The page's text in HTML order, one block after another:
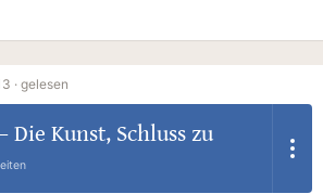
· gelesen
Die Kunst, Schluss zu